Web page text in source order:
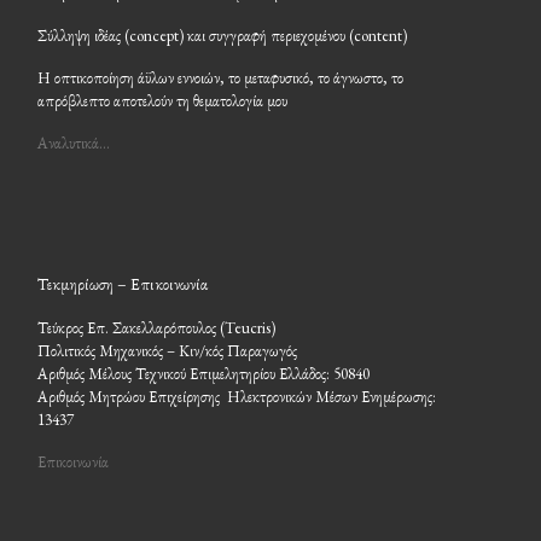
Σύλληψη ιδέας (concept) και συγγραφή περιεχομένου (content)
Η οπτικοποίηση άϋλων εννοιών, το μεταφυσικό, το άγνωστο, το
απρόβλεπτο αποτελούν τη θεματολογία μου
Αναλυτικά…
Τεκμηρίωση – Επικοινωνία
Τεύκρος Επ. Σακελλαρόπουλος (Teucris)
Πολιτικός Μηχανικός – Κιν/κός Παραγωγός
Αριθμός Μέλους Τεχνικού Επιμελητηρίου Ελλάδος: 50840
Αριθμός Μητρώου Επιχείρησης Ηλεκτρονικών Μέσων Ενημέρωσης:
13437
Επικοινωνία